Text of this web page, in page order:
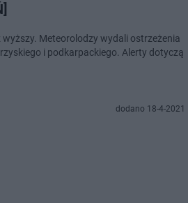
Meteorolodzy wydali ostrzeżenia
i podkarpackiego. Alerty dotyczą
dodano 18-4-2021